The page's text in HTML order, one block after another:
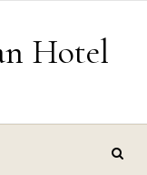
Hotel